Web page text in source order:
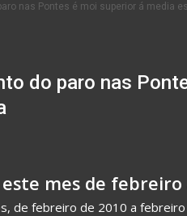
nas Pontes é moi superior á media
do paro nas
mes de febreiro
de febreiro de 2010 a